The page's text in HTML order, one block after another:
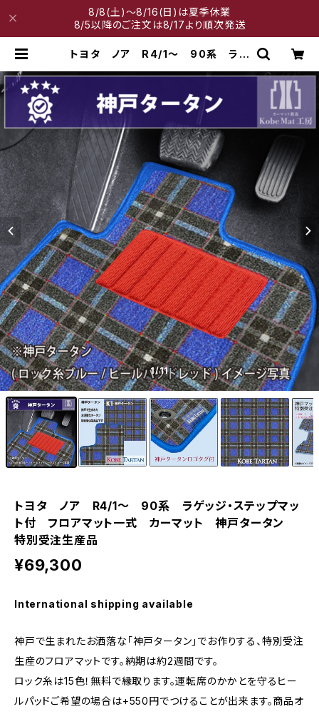
8/8(土)～8/16(日)は夏季休業
8/5以降のご注文は8/17より順次発送
トヨタ ノア R4/1〜 90系 ラゲ
一式 カーマット 神戸タータン 特
1/11
トヨタ ノア R4/1〜 90系 ラゲッジ・ステップマッ
ト付 フロアマット一式 カーマット 神戸タータン
特別受注生産品
¥69,300
International shipping available
神戸で生まれたお洒落な「神戸タータン」でお作りする、特別受注
生産のフロアマットです。納期は約2週間です。
ロック糸は15色！無料で縁取ります。運転席のかかとを守るヒー
ルパッドご希望の場合は+550円でつけることが出来ます。商品オ